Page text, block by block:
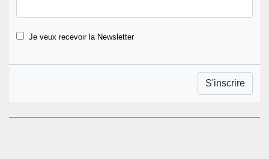
Je veux recevoir la Newsletter